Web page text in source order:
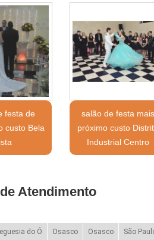
festa de
custo Bela
salão de festa
próximo custo
Industrial Centro
Atendimento
do Ó Osasco Osasco São